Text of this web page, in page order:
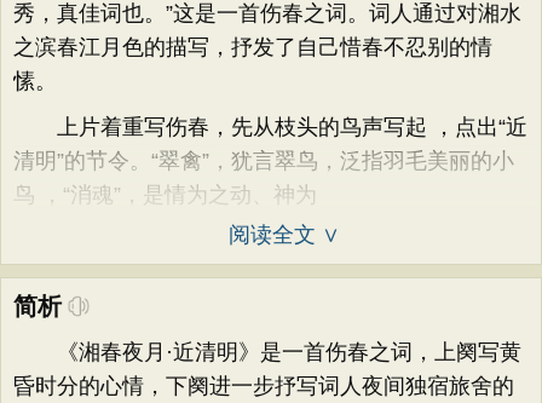
秀，真佳词也。”这是一首伤春之词。词人通过对湘水
之滨春江月色的描写，抒发了自己惜春不忍别的情
愫。
上片着重写伤春，先从枝头的鸟声写起 ，点出“近
清明”的节令。“翠禽”，犹言翠鸟，泛指羽毛美丽的小
鸟 ，“消魂”，是情为之动、神为
阅读全文 ∨
简析
《湘春夜月·近清明》是一首伤春之词，上阕写黄
昏时分的心情，下阕进一步抒写词人夜间独宿旅舍的